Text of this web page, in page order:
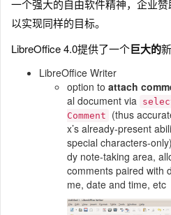
一个强大的自由软件精神，企业赞
以实现同样的目标。
LibreOffice 4.0提供了一个巨大的
LibreOffice Writer
option to attach
al document via
Comment
(thus
x’s already-present
special characters-
dy note-taking area,
comments paired with
me, date and time, etc